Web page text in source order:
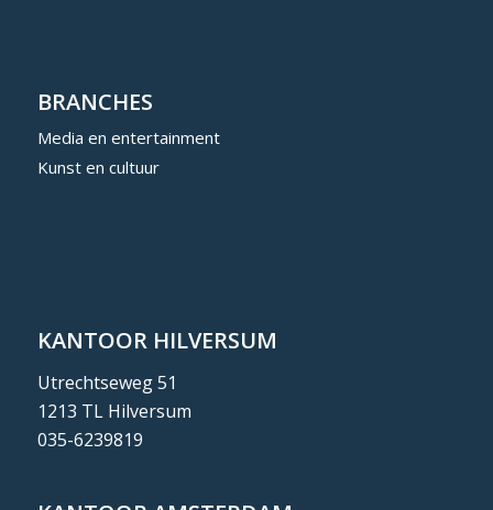
BRANCHES
Media en entertainment
Kunst en cultuur
KANTOOR HILVERSUM
Utrechtseweg 51
1213 TL Hilversum
035-6239819